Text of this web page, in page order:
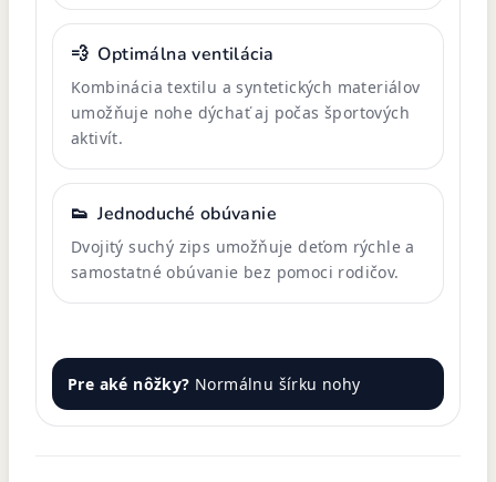
💨 Optimálna ventilácia
Kombinácia textilu a syntetických materiálov
umožňuje nohe dýchať aj počas športových
aktivít.
👟 Jednoduché obúvanie
Dvojitý suchý zips umožňuje deťom rýchle a
samostatné obúvanie bez pomoci rodičov.
Pre aké nôžky? Normálnu šírku nohy